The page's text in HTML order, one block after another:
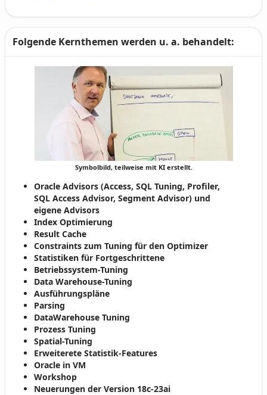
Folgende Kernthemen werden u. a. behandelt:
Symbolbild, teilweise mit KI erstellt.
Oracle Advisors (Access, SQL Tuning, Profiler,
SQL Access Advisor, Segment Advisor) und
eigene Advisors
Index Optimierung
Result Cache
Constraints zum Tuning für den Optimizer
Statistiken für Fortgeschrittene
Betriebssystem-Tuning
Data Warehouse-Tuning
Ausführungspläne
Parsing
DataWarehouse Tuning
Prozess Tuning
Spatial-Tuning
Erweiterete Statistik-Features
Oracle in VM
Workshop
Neuerungen der Version 18c-23ai